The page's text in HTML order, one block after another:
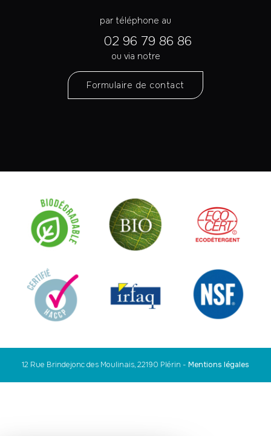
par téléphone au
02 96 79 86 86
ou via notre
Formulaire de contact
12 Rue Brindejonc des Moulinais, 22190 Plérin - Mentions légales